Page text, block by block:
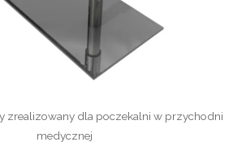
zrealizowany dla poczekalni w przychodni
medycznej